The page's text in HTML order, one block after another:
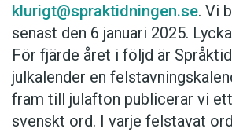
klurigt@spraktidningen.se. Vi
senast den 6 januari 2025.
För fjärde året i följd är
julkalender en
fram till julafton publicerar vi
svenskt ord. I varje felstavat